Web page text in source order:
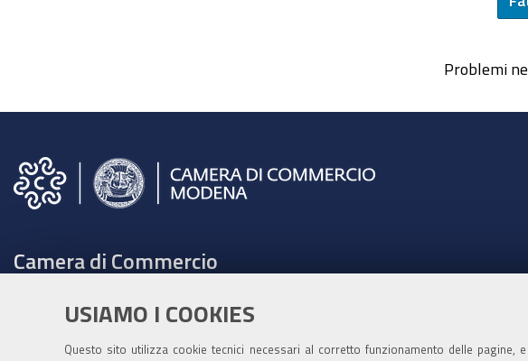
USIAMO I COOKIES
Questo sito utilizza cookie tecnici necessari al corretto funzionamento delle
Problemi
Camera di Commercio
Tel. 059208111 -URP
Contabilità speciale Banca d'Italia: